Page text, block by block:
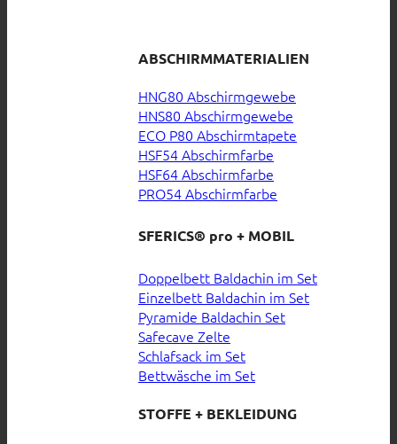
ABSCHIRMMATERIALIEN
HNG80 Abschirmgewebe
HNS80 Abschirmgewebe
ECO P80 Abschirmtapete
HSF54 Abschirmfarbe
HSF64 Abschirmfarbe
PRO54 Abschirmfarbe
SFERICS® pro + MOBIL
Doppelbett Baldachin im Set
Einzelbett Baldachin im Set
Pyramide Baldachin Set
Safecave Zelte
Schlafsack im Set
Bettwäsche im Set
STOFFE + BEKLEIDUNG